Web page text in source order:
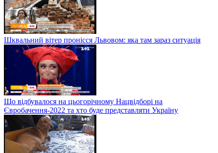
Шквальний вітер пронісся Львовом: яка там зараз ситуація
Що відбувалося на цьогорічному Нацвідборі на
Євробачення-2022 та хто буде представляти Україну